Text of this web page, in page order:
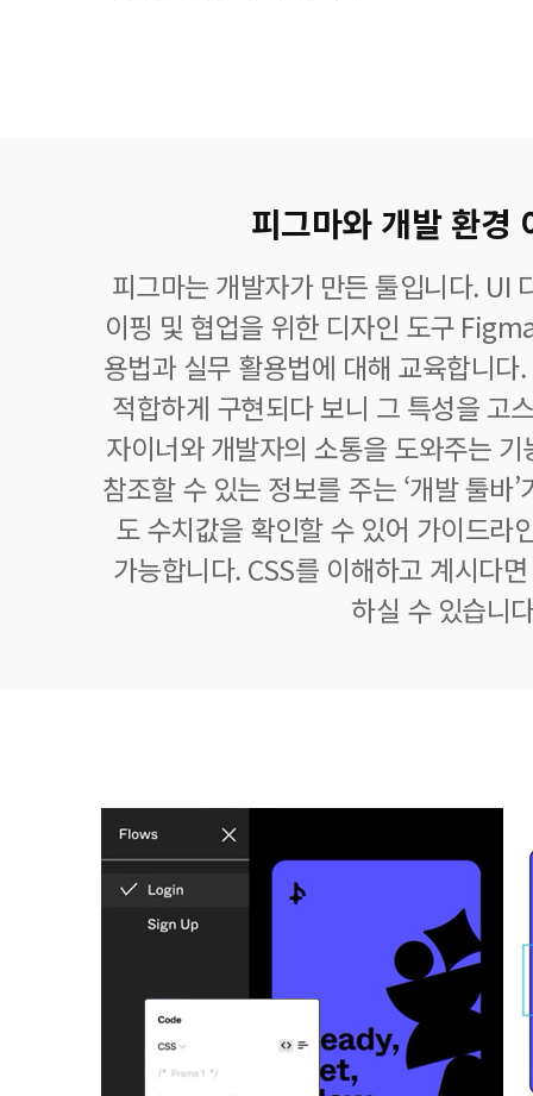
피그마와 개발 환경
피그마는 개발자가 만든 툴입니다. UI
이핑 및 협업을 위한 디자인 도구
용법과 실무 활용법에 대해 교육합니
적합하게 구현되다 보니 그 특성을 고
자이너와 개발자의 소통을 도와주는
참조할 수 있는 정보를 주는 ‘개발 툴바
도 수치값을 확인할 수 있어 가이드라
가능합니다. CSS를 이해하고 계시다
하실 수 있습니